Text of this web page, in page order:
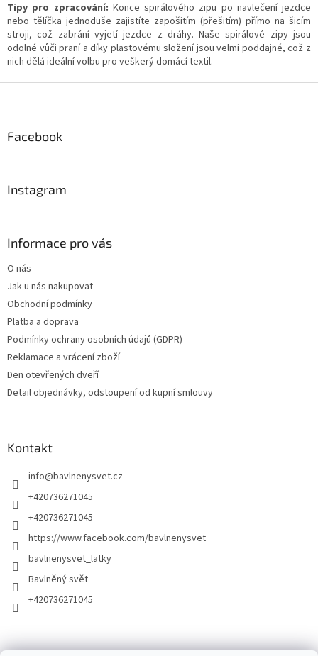
Tipy pro zpracování: Konce spirálového zipu po navlečení jezdce
nebo tělíčka jednoduše zajistíte zapošitím (přešitím) přímo na šicím
stroji, což zabrání vyjetí jezdce z dráhy. Naše spirálové zipy jsou
odolné vůči praní a díky plastovému složení jsou velmi poddajné, což z
nich dělá ideální volbu pro veškerý domácí textil.
Facebook
Instagram
Informace pro vás
O nás
Jak u nás nakupovat
Obchodní podmínky
Platba a doprava
Podmínky ochrany osobních údajů (GDPR)
Reklamace a vrácení zboží
Den otevřených dveří
Detail objednávky, odstoupení od kupní smlouvy
Kontakt
info@bavlnenysvet.cz
+420736271045
+420736271045
https://www.facebook.com/bavlnenysvet
bavlnenysvet_latky
Bavlněný svět
+420736271045